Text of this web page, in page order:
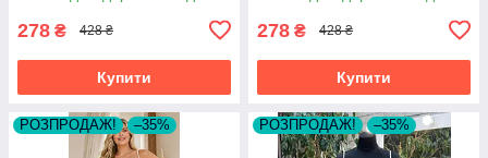
278 ₴ 428 ₴
Купити
278 ₴ 428 ₴
Купити
РОЗПРОДАЖ! –35% РОЗПРОДАЖ! –35%